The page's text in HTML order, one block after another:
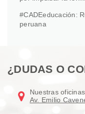
#CADEeducación:
peruana
¿DUDAS O
Nuestras
Av. Emilio